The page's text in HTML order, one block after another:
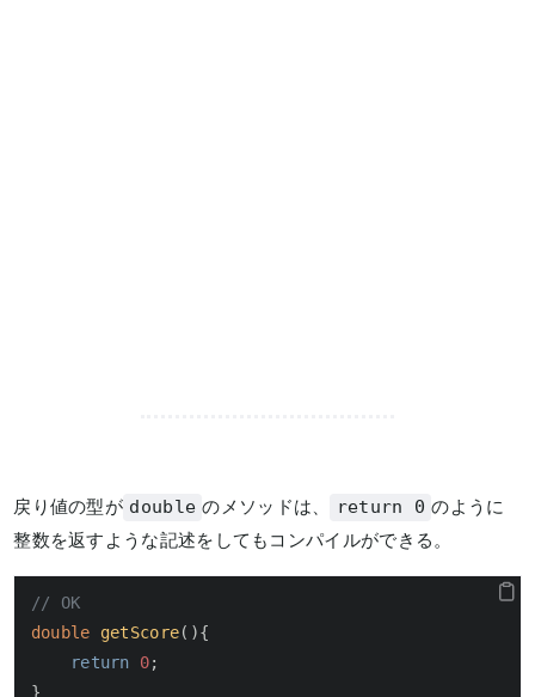
戻り値の型が double のメソッドは、 return 0 のように
整数を返すような記述をしてもコンパイルができる。
// OK
double
getScore(){
return
0;
}